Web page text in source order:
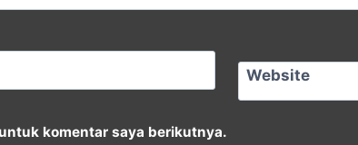
Website
komentar saya berikutnya.